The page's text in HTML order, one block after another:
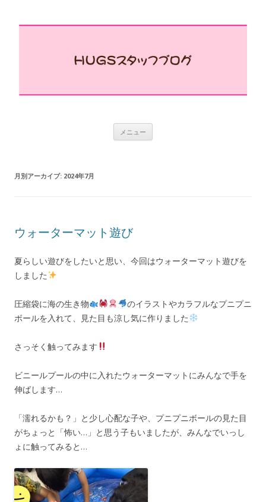
メニュー
月別アーカイブ: 2024年7月
ウォーターマット遊び
夏らしい遊びをしたいと思い、今回はウォーターマット遊びを
しました
圧縮袋に海の生き物
のイラストやカラフルなプニプニ
ボールを入れて、見た目も涼し気に作りました
さっそく触ってみます
ビニールプールの中に入れたウォーターマットにみんなで手を
伸ばします…
「濡れるかも？」と少し心配な子や、プニプニボールの見た目
がちょっと「怖い…」と思う子もいましたが、みんなでいっし
ょに触ってみると…